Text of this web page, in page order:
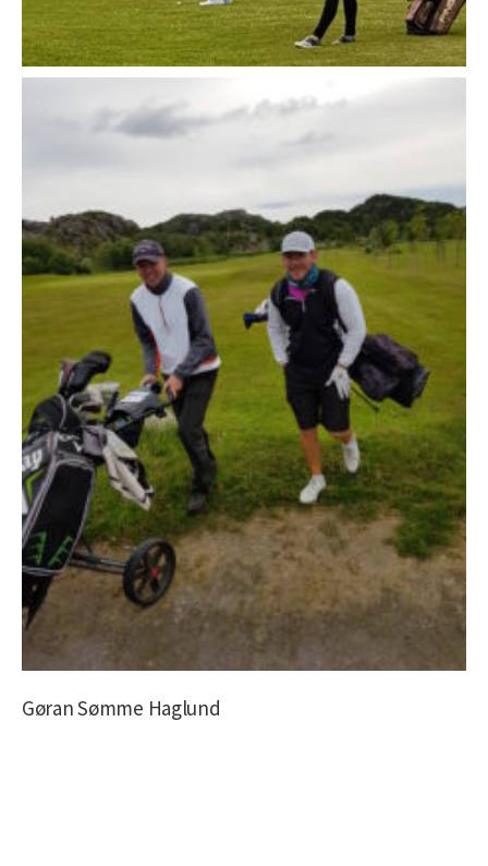
Gøran Sømme Haglund